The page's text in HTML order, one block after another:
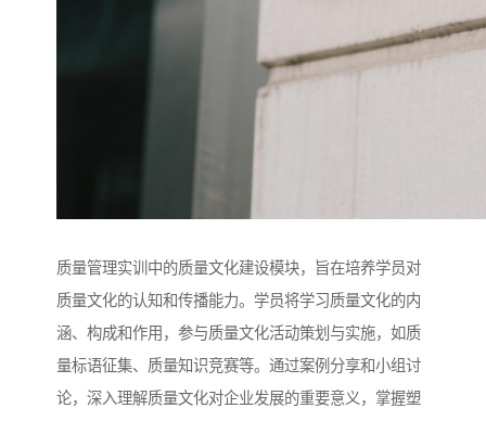
质量管理实训中的质量文化建设模块，旨在培养学员对
质量文化的认知和传播能力。学员将学习质量文化的内
涵、构成和作用，参与质量文化活动策划与实施，如质
量标语征集、质量知识竞赛等。通过案例分享和小组讨
论，深入理解质量文化对企业发展的重要意义，掌握塑